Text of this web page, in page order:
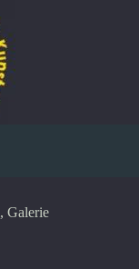
, Galerie